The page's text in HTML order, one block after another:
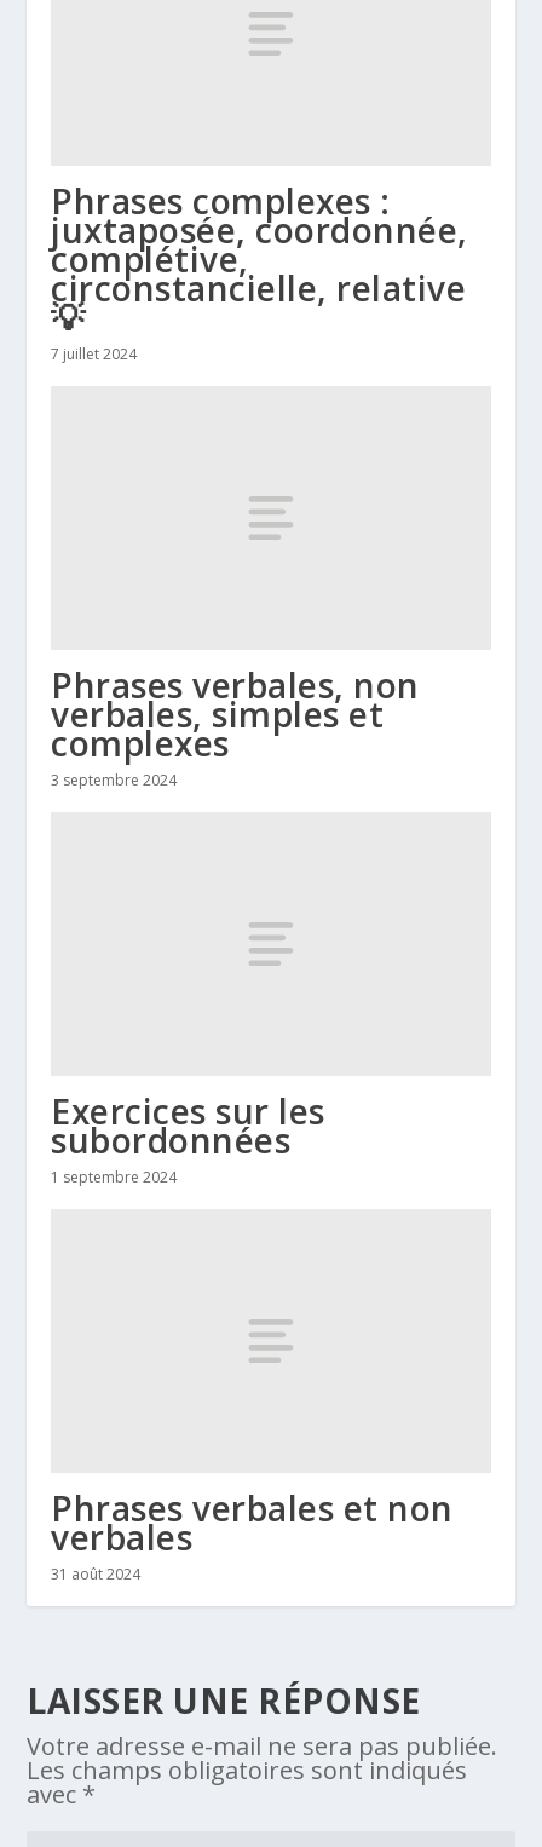
Phrases complexes :
juxtaposée, coordonnée,
complétive,
circonstancielle, relative
💡
7 juillet 2024
Phrases verbales, non
verbales, simples et
complexes
3 septembre 2024
Exercices sur les
subordonnées
1 septembre 2024
Phrases verbales et non
verbales
31 août 2024
LAISSER UNE RÉPONSE
Votre adresse e-mail ne sera pas publiée.
Les champs obligatoires sont indiqués
avec *